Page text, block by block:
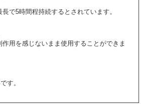
で5時間程持続するとされています。
用を感じないまま使用することができま
す。